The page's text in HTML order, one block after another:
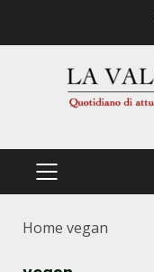
PRIMÄRES
Home vegan